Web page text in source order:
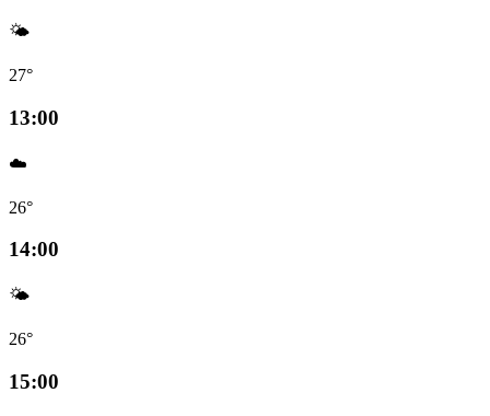
🌤️
27°
13:00
☁️
26°
14:00
🌤️
26°
15:00